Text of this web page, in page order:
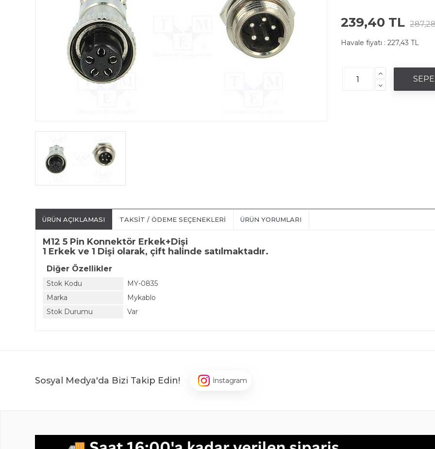
239,40 TL
Havale fiyatı : 227,43 TL
ÜRÜN AÇIKLAMASI TAKSIT / ÖDEME SEÇENEKLERI ÜRÜN YORUMLARI
M12 5 Pin Konnektör Erkek+Dişi
1 Erkek ve 1 Dişi olarak, çift halinde satılmaktadır.
Diğer Özellikler
Stok Kodu
MY-0835
Marka
Mykablo
Stok Durumu
Var
Sosyal Medya'da Bizi Takip Edin! İnstagram